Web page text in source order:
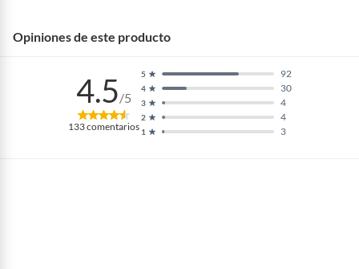
Opiniones de este producto
4.5/5
133comentarios 1 3
2 4
3 4
4 30
5 92